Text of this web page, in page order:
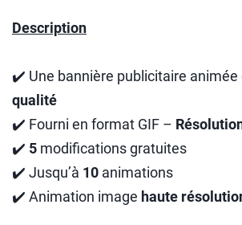
Description
✔️ Une bannière publicitaire animée
qualité
✔️ Fourni en format GIF –
✔️ 5 modifications gratuites
✔️ Jusqu’à 10 animations
✔️ Animation image haute